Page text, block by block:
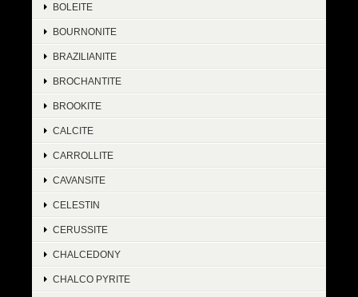
BOLEITE
BOURNONITE
BRAZILIANITE
BROCHANTITE
BROOKITE
CALCITE
CARROLLITE
CAVANSITE
CELESTIN
CERUSSITE
CHALCEDONY
CHALCO PYRITE